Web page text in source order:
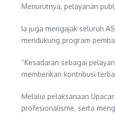
Menurutnya, pelayanan
Ia juga mengajak seluruh
mendukung program
“Kesadaran sebagai
memberikan kontribusi
Melalui pelaksanaan
profesionalisme, serta